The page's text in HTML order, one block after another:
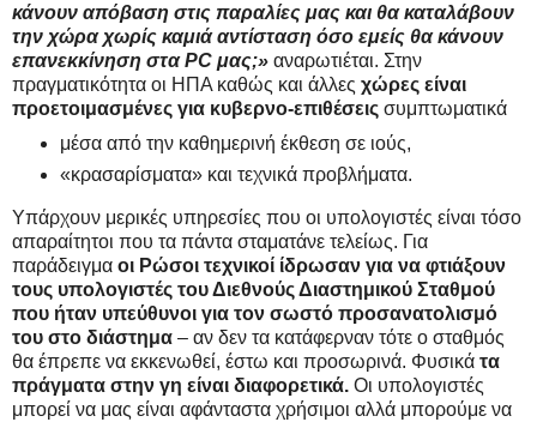
κάνουν απόβαση στις παραλίες μας και θα καταλάβουν
την χώρα χωρίς καμιά αντίσταση όσο εμείς θα κάνουν
επανεκκίνηση στα PC μας;» αναρωτιέται. Στην
πραγματικότητα οι ΗΠΑ καθώς και άλλες χώρες είναι
προετοιμασμένες για κυβερνο-επιθέσεις συμπτωματικά
μέσα από την καθημερινή έκθεση σε ιούς,
«κρασαρίσματα» και τεχνικά προβλήματα.
Υπάρχουν μερικές υπηρεσίες που οι υπολογιστές είναι τόσο
απαραίτητοι που τα πάντα σταματάνε τελείως. Για
παράδειγμα οι Ρώσοι τεχνικοί ίδρωσαν για να φτιάξουν
τους υπολογιστές του Διεθνούς Διαστημικού Σταθμού
που ήταν υπεύθυνοι για τον σωστό προσανατολισμό
του στο διάστημα – αν δεν τα κατάφερναν τότε ο σταθμός
θα έπρεπε να εκκενωθεί, έστω και προσωρινά. Φυσικά τα
πράγματα στην γη είναι διαφορετικά. Οι υπολογιστές
μπορεί να μας είναι αφάνταστα χρήσιμοι αλλά μπορούμε να